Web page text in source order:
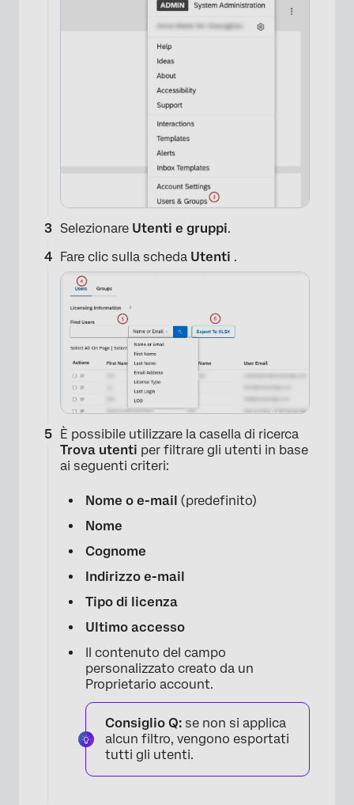
Selezionare Utenti e gruppi.
Fare clic sulla scheda Utenti .
È possibile utilizzare la casella di ricerca
Trova utenti per filtrare gli utenti in base
ai seguenti criteri:
Nome o e-mail (predefinito)
Nome
Cognome
Indirizzo e-mail
Tipo di licenza
Ultimo accesso
Il contenuto del campo
personalizzato creato da un
Proprietario account.
Consiglio Q: se non si applica
alcun filtro, vengono esportati
tutti gli utenti.